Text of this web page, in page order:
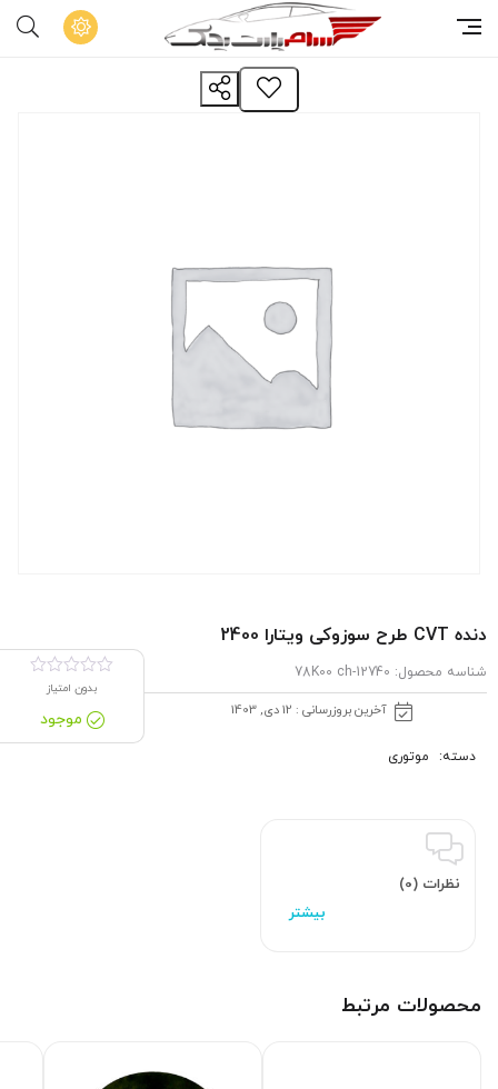
دنده CVT طرح سوزوکی ویتارا 2400
شناسه محصول: 12740-78K00 ch
آخرین بروزرسانی : 12 دی, 1403
بدون امتیاز
موجود
دسته: موتوری
نظرات (0)
محصولات مرتبط